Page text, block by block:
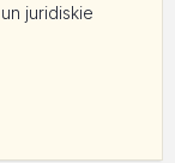
juridiskie